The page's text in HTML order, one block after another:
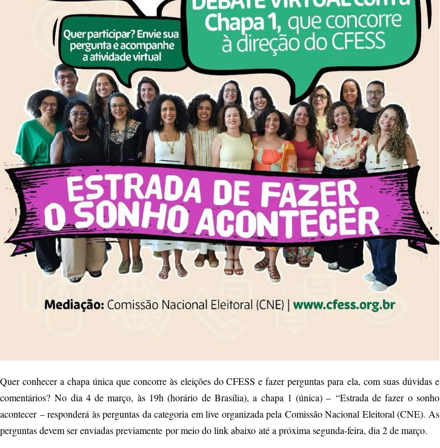
Quer conhecer a chapa única que concorre às eleições do CFESS e fazer perguntas para ela, com suas dúvidas e
comentários? No dia 4 de março, às 19h (horário de Brasília), a chapa 1 (única) – “Estrada de fazer o sonho
acontecer – responderá às perguntas da categoria em live organizada pela Comissão Nacional Eleitoral (CNE). As
perguntas devem ser enviadas previamente por meio do link abaixo até a próxima segunda-feira, dia 2 de março.